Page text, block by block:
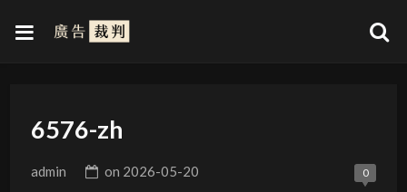
6576-zh
admin on 2026-05-20 0